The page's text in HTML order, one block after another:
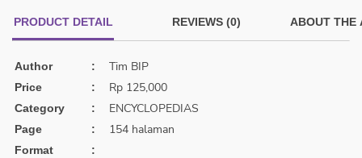
PRODUCT DETAIL REVIEWS (0) ABOUT THE
Author : Tim BIP
Price : Rp 125,000
Category : ENCYCLOPEDIAS
Page : 154 halaman
Format
: